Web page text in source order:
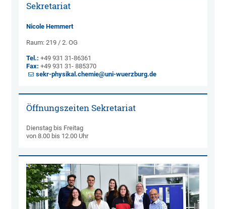
Sekretariat
Nicole Hemmert
Raum: 219 / 2. OG
Tel.: +49 931 31-86361
Fax: +49 931 31- 885370
sekr-physikal.chemie@uni-wuerzburg.de
Öffnungszeiten Sekretariat
Dienstag bis Freitag
von 8.00 bis 12.00 Uhr